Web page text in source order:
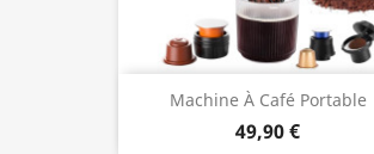
Machine À Café Portable
49,90 €